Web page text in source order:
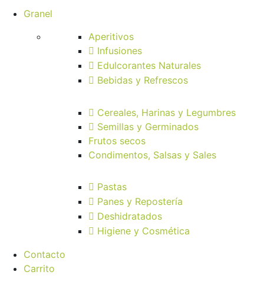
Granel
Aperitivos
Infusiones
Edulcorantes Naturales
Bebidas y Refrescos
Cereales, Harinas y Legumbres
Semillas y Germinados
Frutos secos
Condimentos, Salsas y Sales
Pastas
Panes y Repostería
Deshidratados
Higiene y Cosmética
Contacto
Carrito